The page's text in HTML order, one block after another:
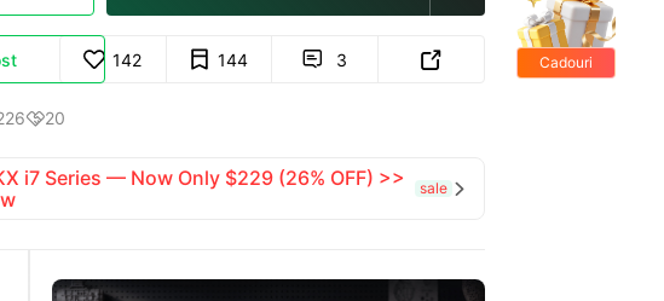
142 144  3 
20
i7 Series — Now Only $229 (26% OFF) >>
sale 
Cadouri